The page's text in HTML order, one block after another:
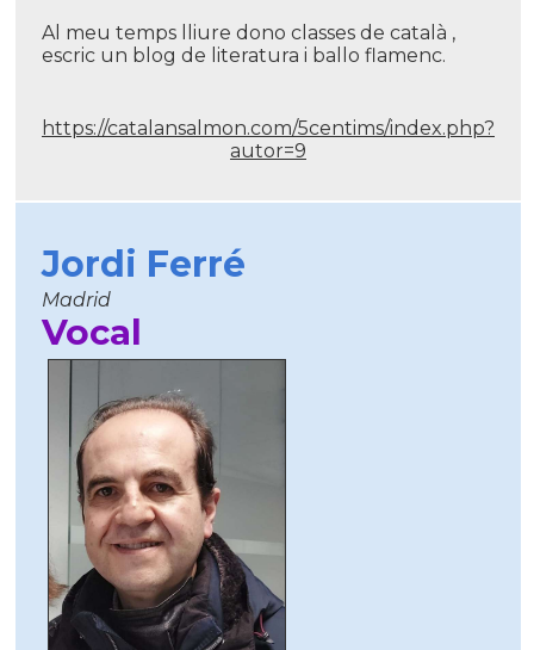
Al meu temps lliure dono classes de català ,
escric un blog de literatura i ballo flamenc.
https://catalansalmon.com/5centims/index.php?
autor=9
Jordi Ferré
Madrid
Vocal